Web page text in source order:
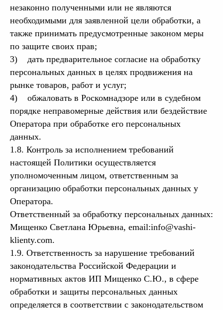
незаконно полученными или не являются
необходимыми для заявленной цели обработки, а
также принимать предусмотренные законом меры
по защите своих прав;
3) дать предварительное согласие на обработку
персональных данных в целях продвижения на
рынке товаров, работ и услуг;
4) обжаловать в Роскомнадзоре или в судебном
порядке неправомерные действия или бездействие
Оператора при обработке его персональных
данных.
1.8. Контроль за исполнением требований
настоящей Политики осуществляется
уполномоченным лицом, ответственным за
организацию обработки персональных данных у
Оператора.
Ответственный за обработку персональных данных:
Мищенко Светлана Юрьевна, email:info@vashi-
klienty.com.
1.9. Ответственность за нарушение требований
законодательства Российской Федерации и
нормативных актов ИП Мищенко С.Ю., в сфере
обработки и защиты персональных данных
определяется в соответствии с законодательством